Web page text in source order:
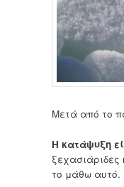
Μετά από το
Η κατάψυξη
το μάθω αυτό.